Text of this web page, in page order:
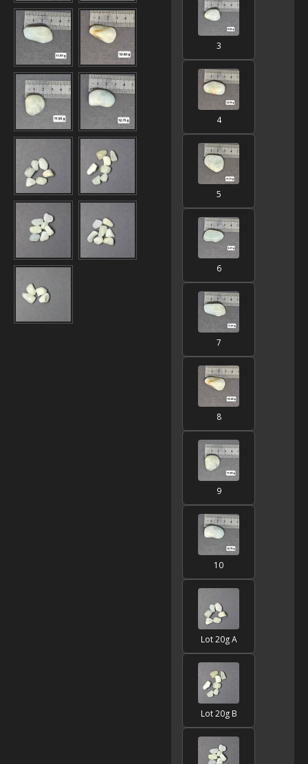
3
4
5
6
7
8
9
10
Lot 20g A
Lot 20g B